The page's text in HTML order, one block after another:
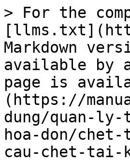
> For the
Markdown
available by
page is
(https://
dung/quan-
hoa-don/
cau-chet-tai-